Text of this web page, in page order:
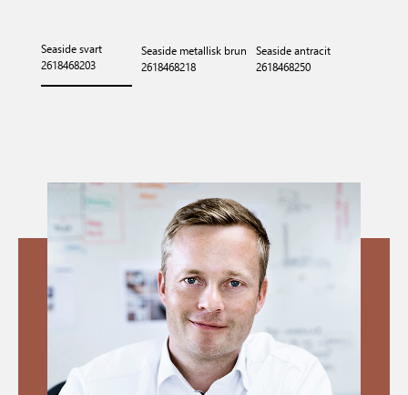
Seaside svart
2618468203
Seaside metallisk brun
2618468218
Seaside antracit
2618468250